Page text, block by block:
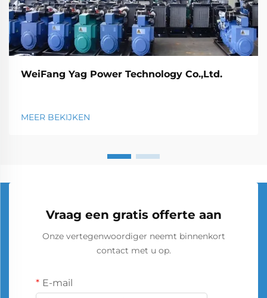
WeiFang Yag Power Technology Co.,Ltd.
MEER BEKIJKEN
Vraag een gratis offerte aan
Onze vertegenwoordiger neemt binnenkort
contact met u op.
E-mail